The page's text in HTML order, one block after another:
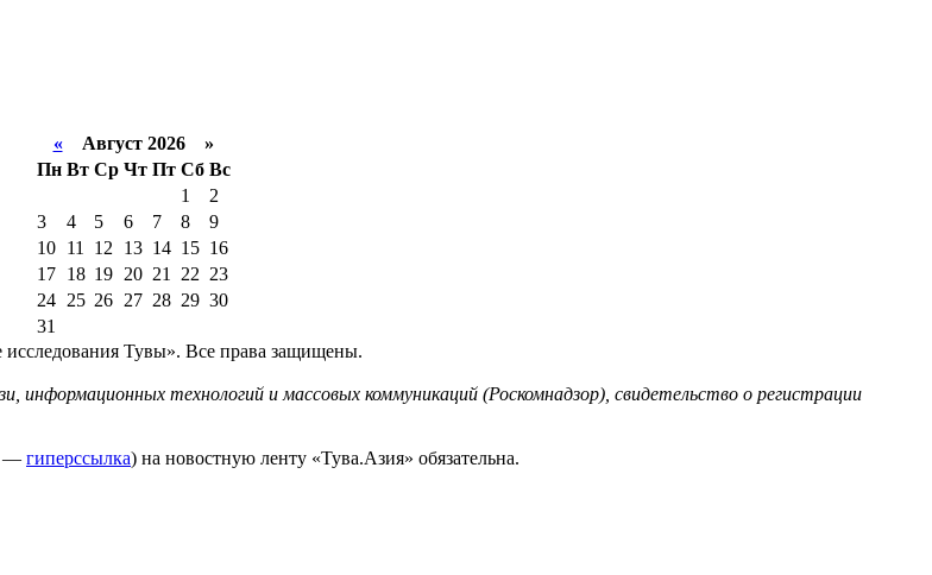
«Август 2026 »
Пн Вт Ср Чт Пт Сб Вс
1
2
3
4 5 6 7 8
9
10
11 12 13 14 15 16
17
18 19 20 21 22 23
24
25 26 27 28 29 30
31
Тувы». Все права защищены.
информационных технологий и массовых коммуникаций (Роскомнадзор), свидетельство о регистрации
— гиперссылка) на новостную ленту «Тува.Азия» обязательна.